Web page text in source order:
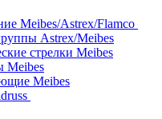
Meibes/Astrex/Flamco
Astrex/Meibes
стрелки Meibes
Meibes
Meibes